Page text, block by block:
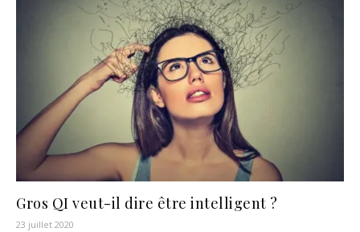
Gros QI veut-il dire être intelligent ?
23 juillet 2020